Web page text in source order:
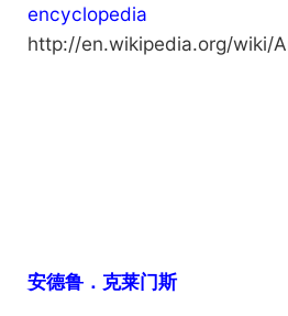
encyclopedia
http://en.wikipedia.org/wiki/
安德鲁．克莱门斯